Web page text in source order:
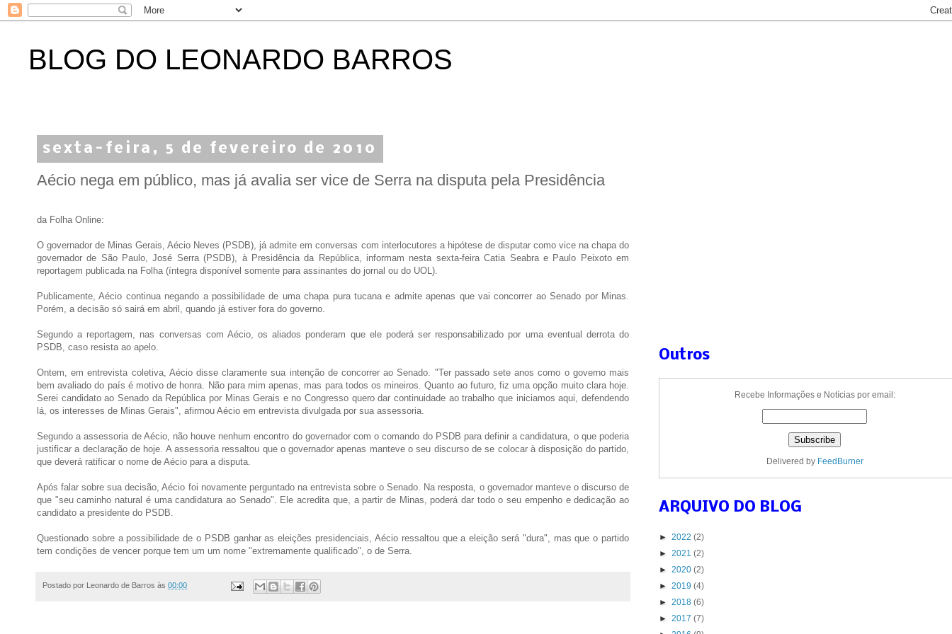
BLOG DO LEONARDO BARROS
sexta-feira, 5 de fevereiro de 2010
Aécio nega em público, mas já avalia ser vice de Serra na disputa pela Presidência
da Folha Online:
O governador de Minas Gerais, Aécio Neves (PSDB), já admite em conversas com interlocutores a hipótese de disputar como vice na chapa do
governador de São Paulo, José Serra (PSDB), à Presidência da República, informam nesta sexta-feira Catia Seabra e Paulo Peixoto em
reportagem publicada na Folha (íntegra disponível somente para assinantes do jornal ou do UOL).
Publicamente, Aécio continua negando a possibilidade de uma chapa pura tucana e admite apenas que vai concorrer ao Senado por Minas.
Porém, a decisão só sairá em abril, quando já estiver fora do governo.
Segundo a reportagem, nas conversas com Aécio, os aliados ponderam que ele poderá ser responsabilizado por uma eventual derrota do
PSDB, caso resista ao apelo.
Ontem, em entrevista coletiva, Aécio disse claramente sua intenção de concorrer ao Senado. "Ter passado sete anos como o governo mais
bem avaliado do país é motivo de honra. Não para mim apenas, mas para todos os mineiros. Quanto ao futuro, fiz uma opção muito clara hoje.
Serei candidato ao Senado da República por Minas Gerais e no Congresso quero dar continuidade ao trabalho que iniciamos aqui, defendendo
lá, os interesses de Minas Gerais", afirmou Aécio em entrevista divulgada por sua assessoria.
Segundo a assessoria de Aécio, não houve nenhum encontro do governador com o comando do PSDB para definir a candidatura, o que poderia
justificar a declaração de hoje. A assessoria ressaltou que o governador apenas manteve o seu discurso de se colocar à disposição do partido,
que deverá ratificar o nome de Aécio para a disputa.
Após falar sobre sua decisão, Aécio foi novamente perguntado na entrevista sobre o Senado. Na resposta, o governador manteve o discurso de
que "seu caminho natural é uma candidatura ao Senado". Ele acredita que, a partir de Minas, poderá dar todo o seu empenho e dedicação ao
candidato a presidente do PSDB.
Questionado sobre a possibilidade de o PSDB ganhar as eleições presidenciais, Aécio ressaltou que a eleição será "dura", mas que o partido
tem condições de vencer porque tem um um nome "extremamente qualificado", o de Serra.
Postado por Leonardo de Barros às 00:00
Outros
Recebe Informações e Notícias por email:
Delivered by FeedBurner
ARQUIVO DO BLOG
► 2022 (2)
► 2021 (2)
► 2020 (2)
► 2019 (4)
► 2018 (6)
► 2017 (7)